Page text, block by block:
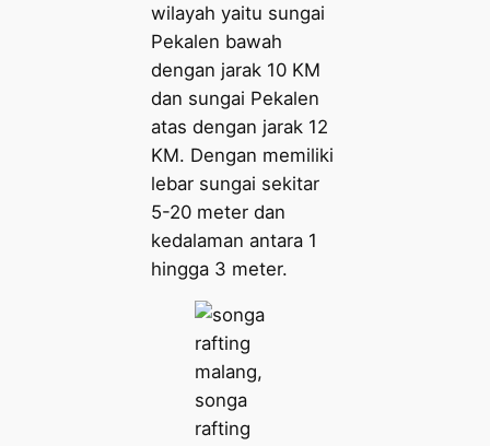
wilayah yaitu sungai
Pekalen bawah
dengan jarak 10 KM
dan sungai Pekalen
atas dengan jarak 12
KM. Dengan memiliki
lebar sungai sekitar
5-20 meter dan
kedalaman antara 1
hingga 3 meter.